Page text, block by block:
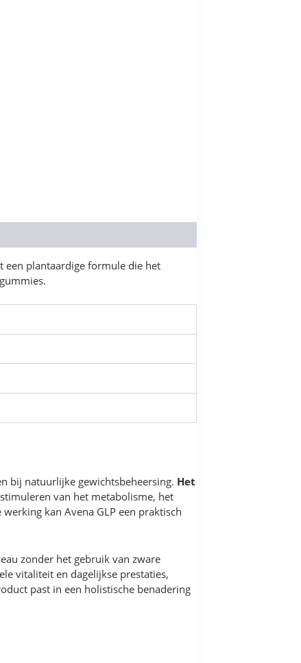
een plantaardige formule die het
bij natuurlijke gewichtsbeheersing. Het
van het metabolisme, het
kan Avena GLP een praktisch
zonder het gebruik van zware
vitaliteit en dagelijkse prestaties,
past in een holistische benadering